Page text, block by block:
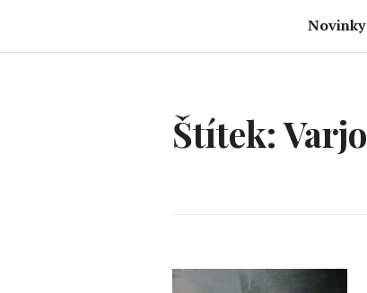
Novinky
Štítek:Varjo